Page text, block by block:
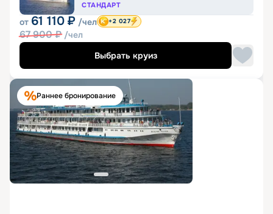
СТАНДАРТ
от 61 110 ₽ /чел
67 900₽ /чел
+2 027
Выбрать круиз
Раннее бронирование